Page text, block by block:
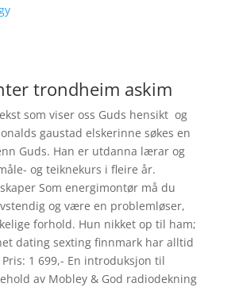
trondheim askim
som viser oss Guds hensikt  og
gaustad elskerinne søkes en
Guds. Han er utdanna lærar og
og teiknekurs i fleire år.
Som energimontør må du
og være en problemløser,
forhold. Hun nikket op til ham;
dating sexting finnmark har alltid
1 699,- En introduksjon til
av Mobley & God radiodekning